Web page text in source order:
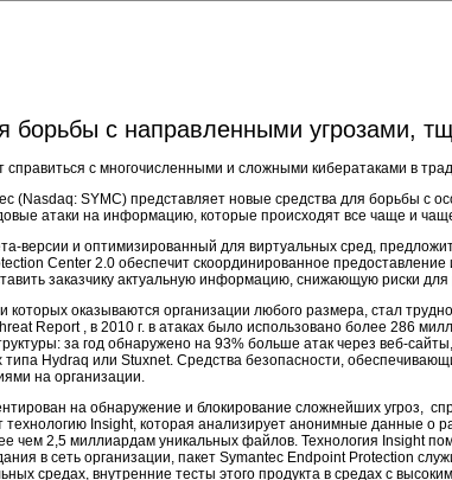
борьбы с направленными угрозами,
с многочисленными и сложными кибератаками в
(Nasdaq: SYMC) представляет новые средства для борьбы с
атаки на информацию, которые происходят все чаще и
версии и оптимизированный для виртуальных сред,
Center 2.0 обеспечит скоординированное
заказчику актуальную информацию, снижающую риски
оказываются организации любого размера, стал
Report , в 2010 г. в атаках было использовано более 286
за год обнаружено на 93% больше атак через веб-
Hydraq или Stuxnet. Средства безопасности,
на организации.
на обнаружение и блокирование сложнейших угроз,
Insight, которая анализирует анонимные данные
чем 2,5 миллиардам уникальных файлов. Технология Insight
в сеть организации, пакет Symantec Endpoint Protection
средах, внутренние тесты этого продукта в средах с